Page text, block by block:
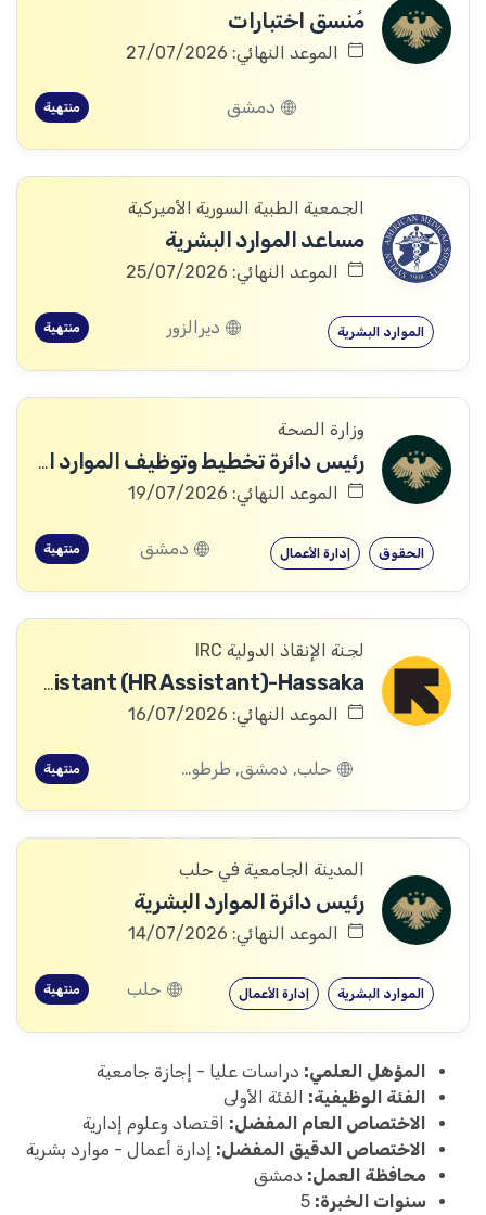
مُنسق اختبارات
الموعد النهائي: 27/07/2026
دمشق منتهية
الجمعية الطبية السورية الأميركية
مساعد الموارد البشرية
الموعد النهائي: 25/07/2026
الموارد البشرية ديرالزور منتهية
وزارة الصحة
رئيس دائرة تخطيط وتوظيف الموارد البشرية
الموعد النهائي: 19/07/2026
إدارة الأعمال الحقوق دمشق منتهية
لجنة الإنقاذ الدولية IRC
People & Culture Assistant (HR Assistant)-Hassaka
الموعد النهائي: 16/07/2026
حلب, دمشق, طرطوس, ريف دمشق, ديرالزور, درعا, السويداء, إدلب, القنيطرة, اللاذقية, الرقة, حمص, الحسكة, حماة منتهية
المدينة الجامعية في حلب
رئيس دائرة الموارد البشرية
الموعد النهائي: 14/07/2026
إدارة الأعمال الموارد البشرية حلب منتهية
المؤهل العلمي: دراسات عليا - إجازة جامعية
الفئة الوظيفية: الفئة الأولى
الاختصاص العام المفضل: اقتصاد وعلوم إدارية
الاختصاص الدقيق المفضل: إدارة أعمال - موارد بشرية
محافظة العمل: دمشق
سنوات الخبرة: